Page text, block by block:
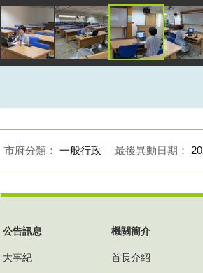
市府分類： 一般行政 最後異動日期：
公告訊息
大事紀
機關簡介
首長介紹